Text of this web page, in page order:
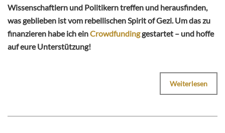
Wissenschaftlern und Politikern treffen und herausfinden,
was geblieben ist vom rebellischen Spirit of Gezi. Um das zu
finanzieren habe ich einCrowdfundinggestartet – und hoffe
auf eure Unterstützung!
Weiterlesen